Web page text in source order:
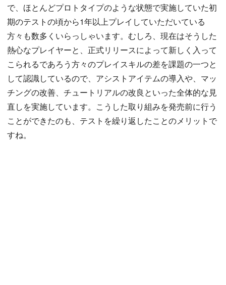
で、ほとんどプロトタイプのような状態で実施していた初
期のテストの頃から1年以上プレイしていただいている
方々も数多くいらっしゃいます。むしろ、現在はそうした
熱心なプレイヤーと、正式リリースによって新しく入って
こられるであろう方々のプレイスキルの差を課題の一つと
して認識しているので、アシストアイテムの導入や、マッ
チングの改善、チュートリアルの改良といった全体的な見
直しを実施しています。こうした取り組みを発売前に行う
ことができたのも、テストを繰り返したことのメリットで
すね。